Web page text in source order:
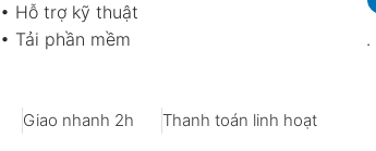
• Hỗ trợ kỹ thuật
• Tải phần mềm .
Giao nhanh 2h Thanh toán linh hoạt